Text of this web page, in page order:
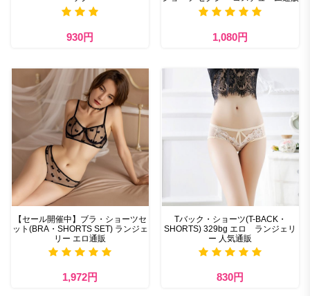
930円 1,080円
【セール開催中】ブラ・ショーツセ
ット(BRA・SHORTS SET) ランジェ
リー エロ通販
1,972円
Tバック・ショーツ(T-BACK・
SHORTS) 329bg エロ ランジェリ
ー 人気通販
830円